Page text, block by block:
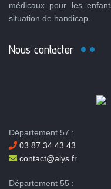
médicaux pour les
situation de handicap.
Nous contacter
Département 57 :
03 87 34 43 43
contact@alys.fr
Département 55 :